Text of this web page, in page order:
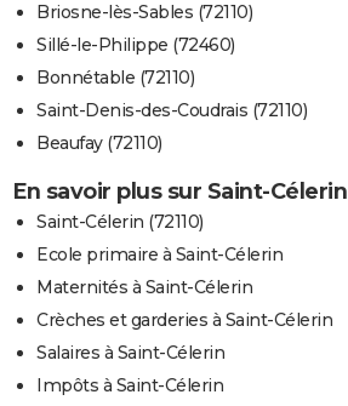
Briosne-lès-Sables (72110)
Sillé-le-Philippe (72460)
Bonnétable (72110)
Saint-Denis-des-Coudrais (72110)
Beaufay (72110)
En savoir plus sur Saint-Célerin
Saint-Célerin (72110)
Ecole primaire à Saint-Célerin
Maternités à Saint-Célerin
Crèches et garderies à Saint-Célerin
Salaires à Saint-Célerin
Impôts à Saint-Célerin